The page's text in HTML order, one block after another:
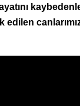
edilen